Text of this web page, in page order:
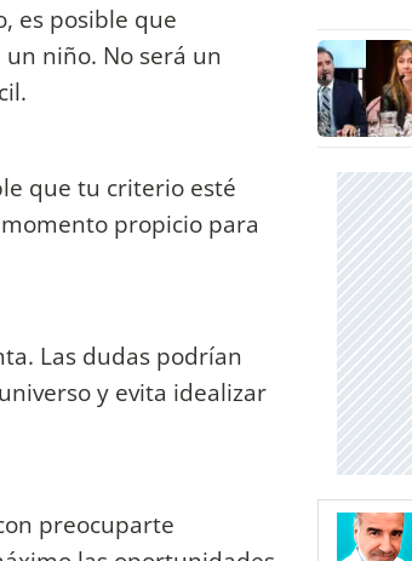
es posible que
niño. No será un
que tu criterio esté
propicio para
Las dudas podrían
y evita idealizar
preocuparte